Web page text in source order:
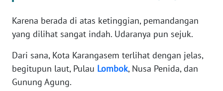
Karena berada di atas ketinggian, pemandangan
yang dilihat sangat indah. Udaranya pun sejuk.
Dari sana, Kota Karangasem terlihat dengan jelas,
begitupun laut, Pulau Lombok, Nusa Penida, dan
Gunung Agung.
WN
WN
SERAMBI